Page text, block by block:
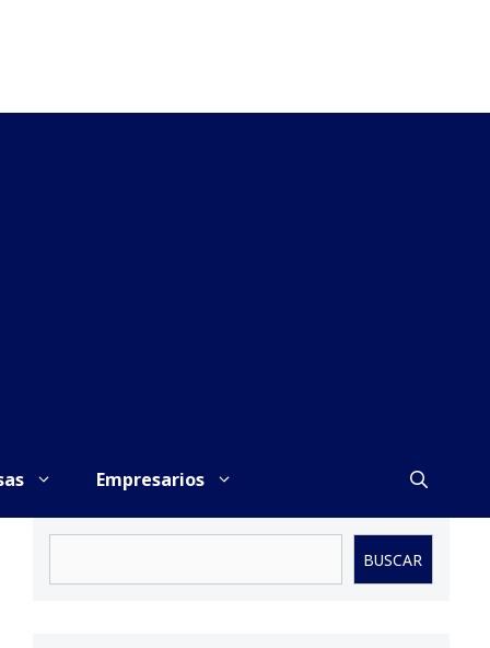
Empresarios
BUSCAR